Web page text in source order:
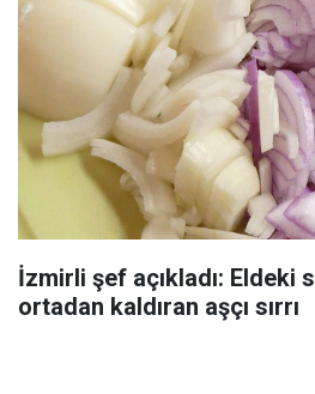
İzmirli şef açıkladı: Eldeki
ortadan kaldıran aşçı sırrı